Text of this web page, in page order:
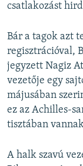
csatlakozást
Bár a tagok azt
regisztrációval,
jegyzett Nagiz
vezetője egy
májusában
ez az Achilles-
tisztában
A halk szavú